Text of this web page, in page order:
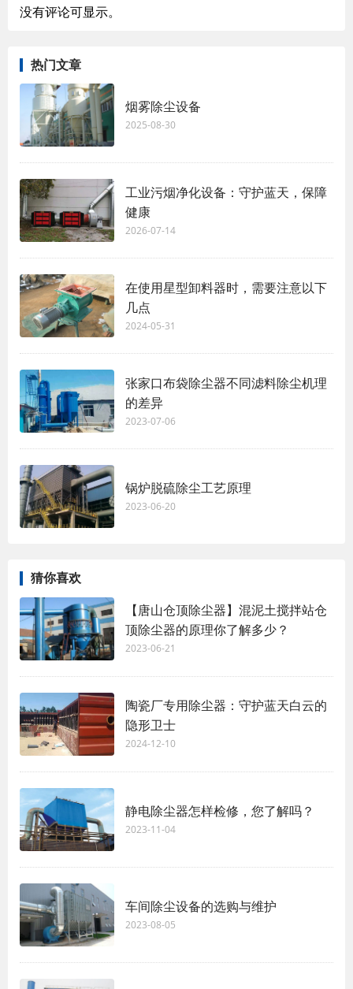
没有评论可显示。
热门文章
烟雾除尘设备
2025-08-30
工业污烟净化设备：守护蓝天，保障
健康
2026-07-14
在使用星型卸料器时，需要注意以下
几点
2024-05-31
张家口布袋除尘器不同滤料除尘机理
的差异
2023-07-06
锅炉脱硫除尘工艺原理
2023-06-20
猜你喜欢
【唐山仓顶除尘器】混泥土搅拌站仓
顶除尘器的原理你了解多少？
2023-06-21
陶瓷厂专用除尘器：守护蓝天白云的
隐形卫士
2024-12-10
静电除尘器怎样检修，您了解吗？
2023-11-04
车间除尘设备的选购与维护
2023-08-05